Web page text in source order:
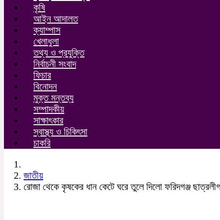
কৃষি
আইন আদালত
ক্যাম্পাস
খেলাধুলা
তথ্য ও প্রযুক্তি
নির্বাচনী সংবাদ
ফিচার
বিনোদন
মুক্ত মন্তব্য
সম্পাদকীয়
সাক্ষাৎকার
স্বাস্থ্য ও চিকিৎসা
চাকরি
জাতীয়
রোজা থেকে কৃষকের ধান কেটে ঘরে তুলে দিলো ফরিদগঞ্জ